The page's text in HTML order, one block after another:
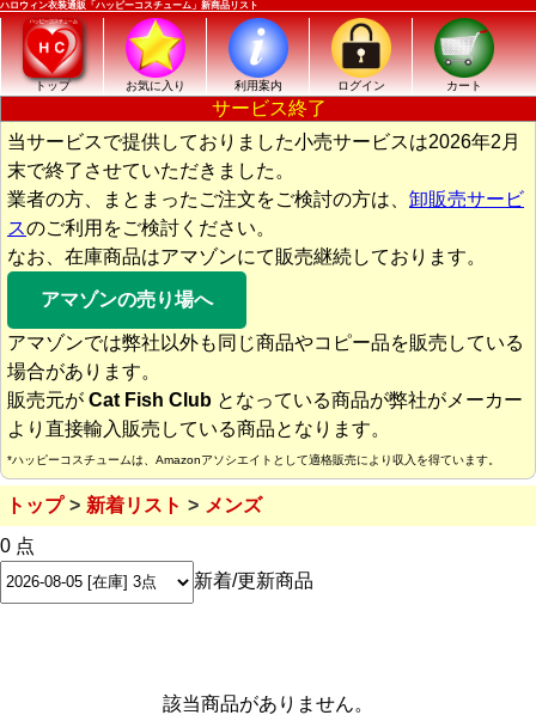
ハロウィン衣装通販「ハッピーコスチューム」新商品リスト
トップ お気に入り 利用案内 ログイン カート
サービス終了
当サービスで提供しておりました小売サービスは2026年2月
末で終了させていただきました。
業者の方、まとまったご注文をご検討の方は、 卸販売サービ
スのご利用をご検討ください。
なお、在庫商品はアマゾンにて販売継続しております。
アマゾンの売り場へ
アマゾンでは弊社以外も同じ商品やコピー品を販売している
場合があります。
販売元が Cat Fish Club となっている商品が弊社がメーカー
より直接輸入販売している商品となります。
*ハッピーコスチュームは、Amazonアソシエイトとして適格販売により収入を得ています。
トップ 新着リスト
メンズ
0 点
新着/更新商品
該当商品がありません。